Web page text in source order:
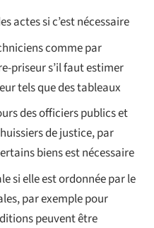
actes si c’est nécessaire
comme par
priseur s’il faut estimer
tels que des tableaux
des officiers publics et
de justice, par
biens est nécessaire
si elle est ordonnée par le
par exemple pour
peuvent être